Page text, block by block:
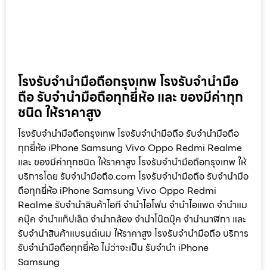
โรงรับจำนำมือถือกรุงเทพ โรงรับจำนำมือ
ถือ รับจำนำมือถือทุกยี่ห้อ และ ของมีค่าทุก
ชนิด ให้ราคาสูง
โรงรับจำนำมือถือกรุงเทพ โรงรับจำนำมือถือ รับจำนำมือถือ
ทุกยี่ห้อ iPhone Samsung Vivo Oppo Redmi Realme
และ ของมีค่าทุกชนิด ให้ราคาสูง โรงรับจำนำมือถือกรุงเทพ ให้
บริการโดย รับจํานํามือถือ.com โรงรับจำนำมือถือ รับจำนำมือ
ถือทุกยี่ห้อ iPhone Samsung Vivo Oppo Redmi
Realme รับจำนำสินค้าไอที จำนำไอโฟน จำนำไอแพด จำนำแม
คบุ๊ค จำนำแท็ปเล็ต จำนำกล้อง จำนำโน๊ตบุ๊ค จำนำนาฬิกา และ
รับจำนำสินค้าแบรนด์เนม ให้ราคาสูง โรงรับจำนำมือถือ บริการ
รับจำนำมือถือทุกยี่ห้อ ไม่ว่าจะเป็น รับจำนำ iPhone
Samsung